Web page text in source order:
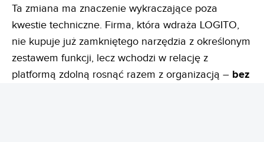
Ta zmiana ma znaczenie wykraczające poza
kwestie techniczne. Firma, która wdraża LOGITO,
nie kupuje już zamkniętego narzędzia z określonym
zestawem funkcji, lecz wchodzi w relację z
platformą zdolną rosnąć razem z organizacją – bez